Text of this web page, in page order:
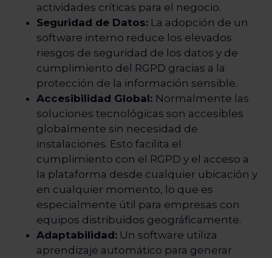
actividades críticas para el negocio.
Seguridad de Datos: La adopción de un
software interno reduce los elevados
riesgos de seguridad de los datos y de
cumplimiento del RGPD gracias a la
protección de la información sensible.
Accesibilidad Global: Normalmente las
soluciones tecnológicas son accesibles
globalmente sin necesidad de
instalaciones. Esto facilita el
cumplimiento con el RGPD y el acceso a
la plataforma desde cualquier ubicación y
en cualquier momento, lo que es
especialmente útil para empresas con
equipos distribuidos geográficamente.
Adaptabilidad: Un software utiliza
aprendizaje automático para generar